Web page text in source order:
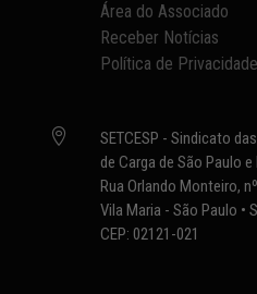
Área do Associado
Receber Notícias
Política de Privacidade

SETCESP - Sindicato
de Carga de São Paulo e
Rua Orlando Monteiro,
Vila Maria - São Paulo •
CEP: 02121-021